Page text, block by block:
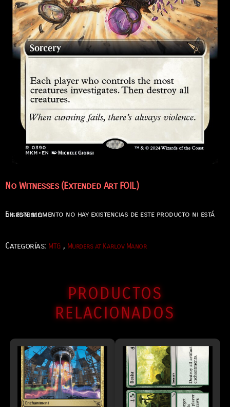
No Witnesses (Extended Art FOIL)
En este momento no hay existencias de este producto ni está disponible.
Categorías: MTG , Murders at Karlov Manor
PRODUCTOS
RELACIONADOS